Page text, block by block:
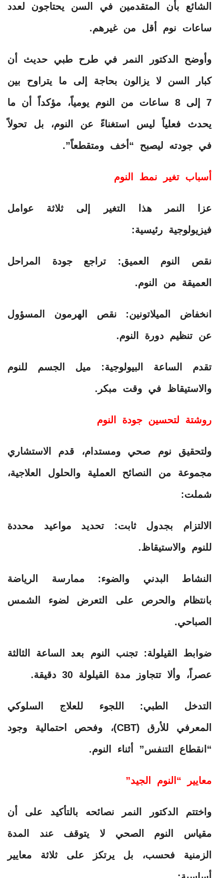
الشائع بأن المتقدمين في السن يحتاجون لعدد
ساعات نوم أقل من غيرهم.
​وأوضح الدكتور النمر في طرح طبي حديث أن
كبار السن لا يزالون بحاجة إلى ما يتراوح بين
7 إلى 8 ساعات من النوم يومياً، مؤكداً أن ما
يحدث فعلياً ليس استغناءً عن النوم، بل تحولاً
في جودته ليصبح “أخف ومتقطعاً”.
أسباب تغير نمط النوم
​عزا النمر هذا التغير إلى ثلاثة عوامل
فيزيولوجية رئيسية:
​نقص النوم العميق: تراجع جودة المراحل
العميقة من النوم.
​انخفاض الميلاتونين: نقص الهرمون المسؤول
عن تنظيم دورة النوم.
​تقدم الساعة البيولوجية: ميل الجسم للنوم
والاستيقاظ في وقت مبكر.
روشتة لتحسين جودة النوم
​ولتحقيق نوم صحي ومستدام، قدم الاستشاري
مجموعة من النصائح العملية والحلول العلاجية،
شملت:
​الالتزام بجدول ثابت: تحديد مواعيد محددة
للنوم والاستيقاظ.
​النشاط البدني والضوء: ممارسة الرياضة
بانتظام والحرص على التعرض لضوء الشمس
الصباحي.
​ضوابط القيلولة: تجنب النوم بعد الساعة الثالثة
عصراً، وألا تتجاوز مدة القيلولة 30 دقيقة.
​التدخل الطبي: اللجوء للعلاج السلوكي
المعرفي للأرق (CBT)، وفحص احتمالية وجود
“انقطاع التنفس” أثناء النوم.
معايير “النوم الجيد”
​واختتم الدكتور النمر نصائحه بالتأكيد على أن
مقياس النوم الصحي لا يتوقف عند المدة
الزمنية فحسب، بل يرتكز على ثلاثة معايير